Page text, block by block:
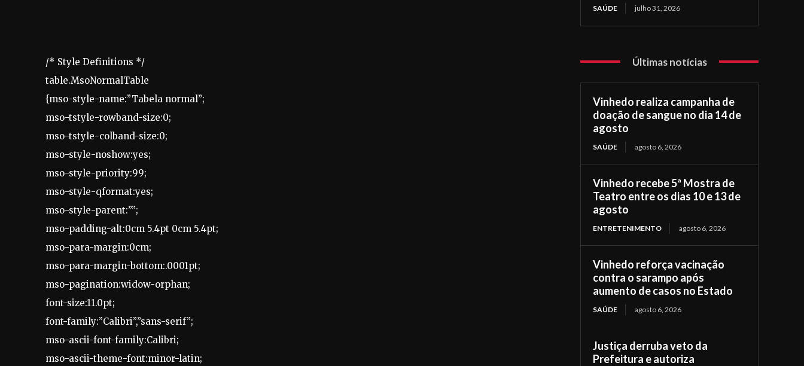
/* Style Definitions */
table.MsoNormalTable
{mso-style-name:”Tabela normal”;
mso-tstyle-rowband-size:0;
mso-tstyle-colband-size:0;
mso-style-noshow:yes;
mso-style-priority:99;
mso-style-qformat:yes;
mso-style-parent:””;
mso-padding-alt:0cm 5.4pt 0cm 5.4pt;
mso-para-margin:0cm;
mso-para-margin-bottom:.0001pt;
mso-pagination:widow-orphan;
font-size:11.0pt;
font-family:”Calibri”,”sans-serif”;
mso-ascii-font-family:Calibri;
mso-ascii-theme-font:minor-latin;
SAÚDE julho 31, 2026
Últimas notícias
Vinhedo realiza campanha de
doação de sangue no dia 14 de
agosto
SAÚDE agosto 6, 2026
Vinhedo recebe 5ª Mostra de
Teatro entre os dias 10 e 13 de
agosto
ENTRETENIMENTO agosto 6, 2026
Vinhedo reforça vacinação
contra o sarampo após
aumento de casos no Estado
SAÚDE agosto 6, 2026
Justiça derruba veto da
Prefeitura e autoriza